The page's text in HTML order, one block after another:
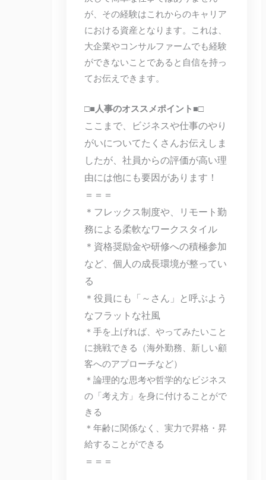
が、その経験はこれからのキャリア
における資産となります。これは、
大企業やコンサルファームでも経験
ができないことであると自信を持っ
てお伝えできます。
□■人事のオススメポイント■□
ここまで、ビジネスや仕事のやり
がいについてたくさんお伝えしま
したが、社員からの評価が高い理
由には他にも要因があります！
＝＝＝
＊フレックス制度や、リモート勤
務による柔軟なワークスタイル
＊資格奨励金や研修への積極参加
など、個人の成長環境が整ってい
る
＊役員にも「～さん」と呼ぶよう
なフラットな社風
＊手を上げれば、やってみたいこと
に挑戦できる（海外勤務、新しい顧
客へのアプローチなど）
＊論理的な思考や哲学的なビジネス
の「考え方」を身に付けることがで
きる
＊年齢に関係なく、実力で昇格・昇
給することができる
＝＝＝